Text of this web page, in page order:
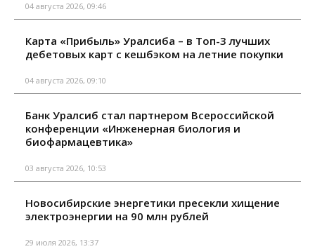
04 августа 2026, 09:46
Карта «Прибыль» Уралсиба – в Топ-3 лучших
дебетовых карт с кешбэком на летние покупки
04 августа 2026, 09:10
Банк Уралсиб стал партнером Всероссийской
конференции «Инженерная биология и
биофармацевтика»
03 августа 2026, 10:53
Новосибирские энергетики пресекли хищение
электроэнергии на 90 млн рублей
29 июля 2026, 13:37